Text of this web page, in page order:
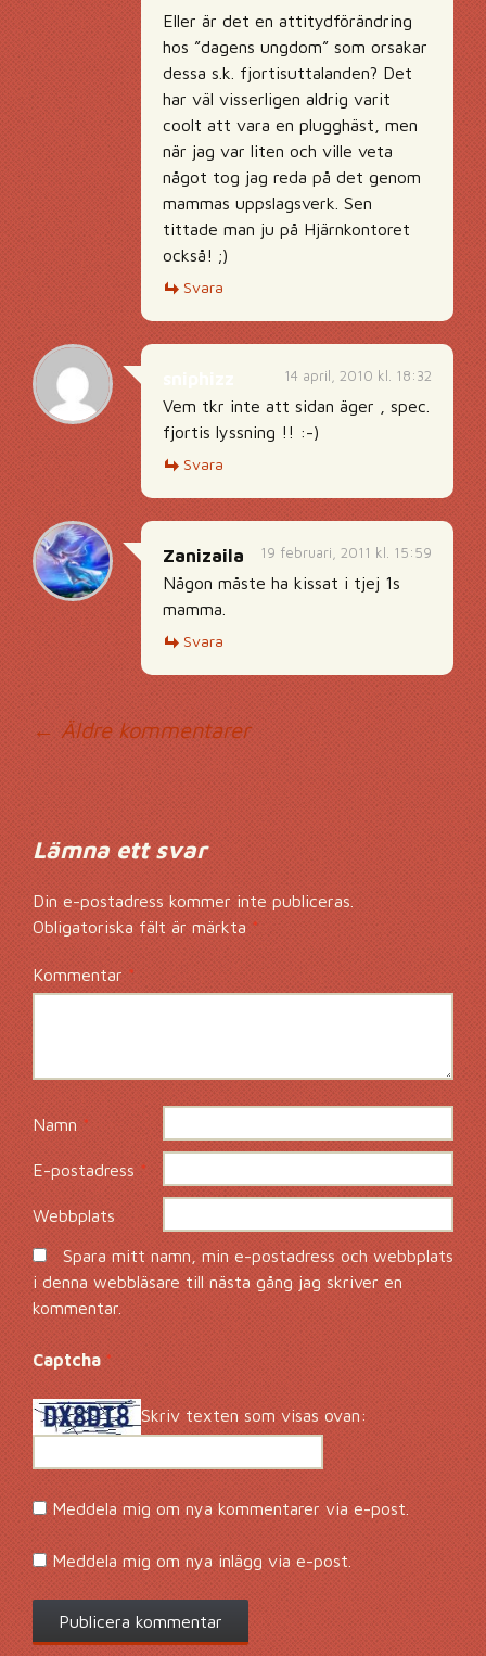
Eller är det en attitydförändring
hos ”dagens ungdom” som orsakar
dessa s.k. fjortisuttalanden? Det
har väl visserligen aldrig varit
coolt att vara en plugghäst, men
när jag var liten och ville veta
något tog jag reda på det genom
mammas uppslagsverk. Sen
tittade man ju på Hjärnkontoret
också! ;)
Svara
14 april, 2010 kl. 18:32
Vem tkr inte att sidan äger , spec.
fjortis lyssning !! :-)
Svara
19 februari, 2011 kl. 15:59
Zanizaila
Någon måste ha kissat i tjej 1s
mamma.
Svara
← Äldre kommentarer
Lämna ett svar
Din e-postadress kommer inte publiceras.
Obligatoriska fält är märkta *
Kommentar*
Namn*
E-postadress*
Webbplats
Spara mitt namn, min e-postadress och webbplats
i denna webbläsare till nästa gång jag skriver en
kommentar.
Captcha*
Skriv texten som visas ovan:
Meddela mig om nya kommentarer via e-post.
Meddela mig om nya inlägg via e-post.